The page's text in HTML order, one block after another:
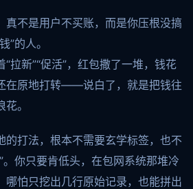
真不是用户不买账，而是你压根没搞
”的人。
拉新”“促活”，红包撒了一堆，钱花
在原地打转——说白了，就是把钱往
。
的打法，根本不需要玄学标签，也不
。你只要肯低头，在包网系统那堆冷
哪怕只挖出几行原始记录，也能拼出